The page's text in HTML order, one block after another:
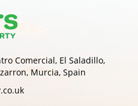
Comercial, El Saladillo,
Murcia, Spain